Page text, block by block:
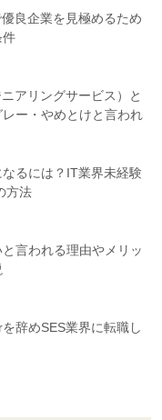
良企業を見極めるため
件
アリングサービス）と
ー・やめとけと言われ
るには？IT業界未経験
方法
言われる理由やメリッ
辞めSES業界に転職し